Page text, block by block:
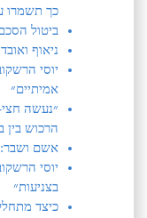
כך תשמרו
ביטול
ניאוף
יוסי
אמיתיים״
״נעשה
הרכוש בין
אשם ושבר:
יוסי
בצניעות״
כיצד